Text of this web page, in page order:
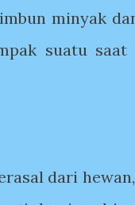
minyak
suatu
dari